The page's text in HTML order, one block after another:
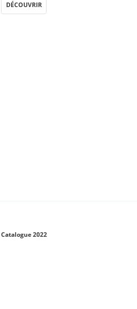
DÉCOUVRIR
Catalogue 2022